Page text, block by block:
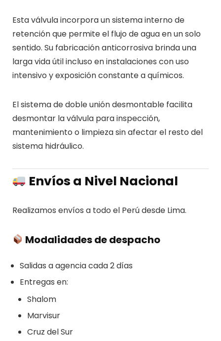
Esta válvula incorpora un sistema interno de
retención que permite el flujo de agua en un solo
sentido. Su fabricación anticorrosiva brinda una
larga vida útil incluso en instalaciones con uso
intensivo y exposición constante a químicos.
El sistema de doble unión desmontable facilita
desmontar la válvula para inspección,
mantenimiento o limpieza sin afectar el resto del
sistema hidráulico.
Envíos a Nivel Nacional
Realizamos envíos a todo el Perú desde Lima.
Modalidades de despacho
Salidas a agencia cada 2 días
Entregas en:
Shalom
Marvisur
Cruz del Sur